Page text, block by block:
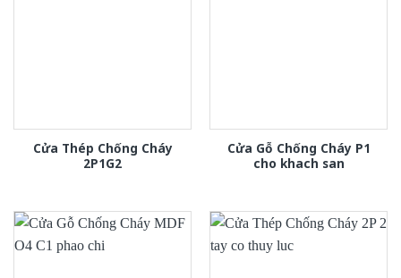
Cửa Thép Chống Cháy
2P1G2
Cửa Gỗ Chống Cháy P1
cho khach san